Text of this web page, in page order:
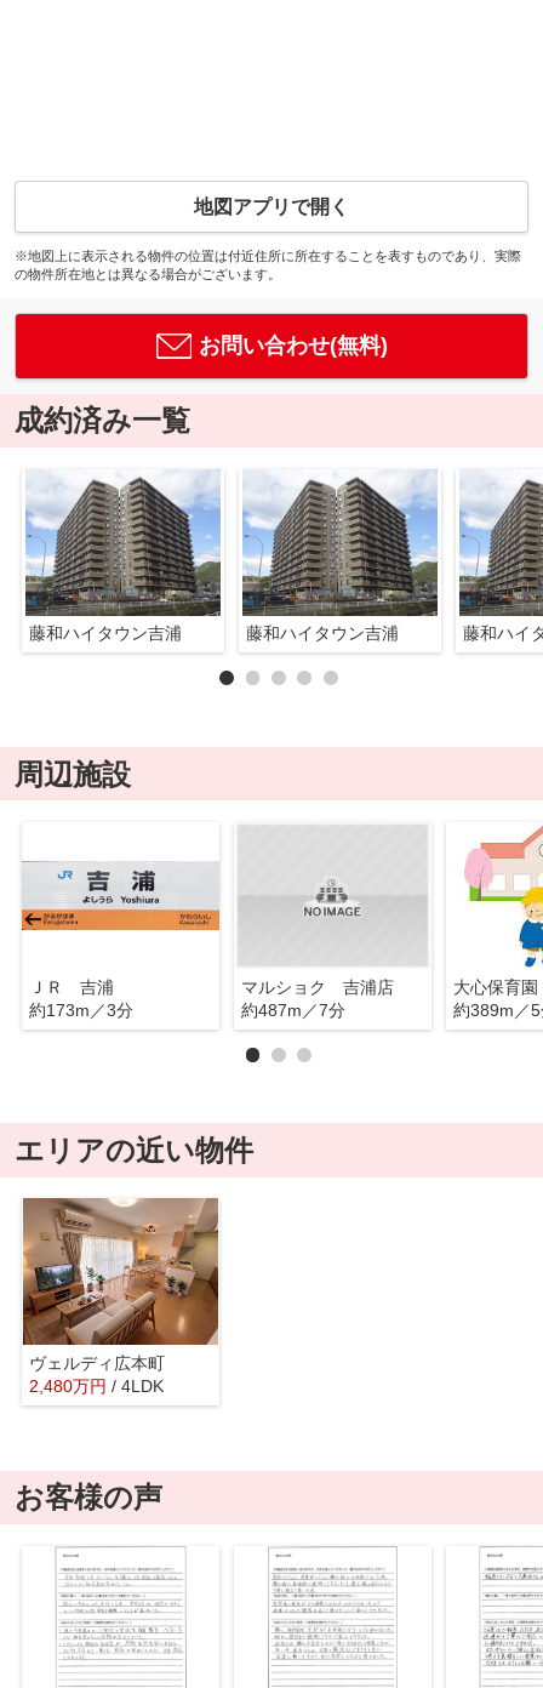
地図アプリで開く
※地図上に表示される物件の位置は付近住所に所在することを表すものであり、実際
の物件所在地とは異なる場合がございます。
お問い合わせ(無料)
成約済み一覧
藤和ハイタウン吉浦 藤和ハイタウン吉浦 藤和ハイ
周辺施設
ＪＲ 吉浦
約173m／3分
マルショク 吉浦店
約487m／7分
大心保育園
約389m／
エリアの近い物件
ヴェルディ広本町
2,480万円 / 4LDK
お客様の声